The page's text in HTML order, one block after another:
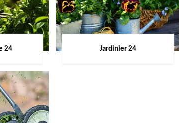
24 Jardinier 24